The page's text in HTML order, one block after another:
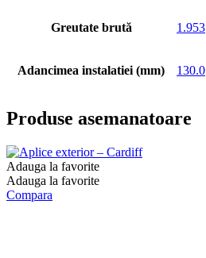
Greutate brută 1.953
Adancimea instalatiei (mm) 130.0
Produse asemanatoare
Adauga la favorite
Adauga la favorite
Compara